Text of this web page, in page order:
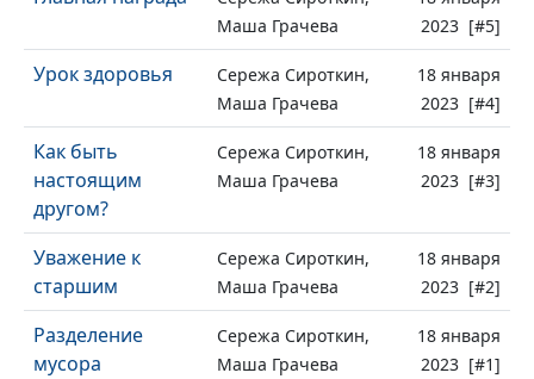
Маша Грачева
2023 [#5]
Урок здоровья
Сережа Сироткин,
Маша Грачева
18 января
2023 [#4]
Как быть
настоящим
другом?
Сережа Сироткин,
Маша Грачева
18 января
2023 [#3]
Уважение к
старшим
Сережа Сироткин,
Маша Грачева
18 января
2023 [#2]
Разделение
мусора
Сережа Сироткин,
Маша Грачева
18 января
2023 [#1]